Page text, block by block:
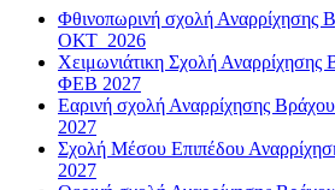
Φθινοπωρινή σχολή
ΟΚΤ 2026
Χειμωνιάτικη Σχολή
ΦΕΒ 2027
Εαρινή σχολή Αναρρίχησης
2027
Σχολή Μέσου Επιπέδου
2027